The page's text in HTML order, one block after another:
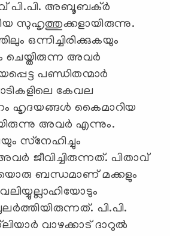
പി.പി. അബൂബക്ര്‍
സുഹൃത്തുക്കളായിരുന്നു.
ഒന്നിച്ചിരിക്കുകയും
ചെയ്തിരുന്ന അവര്‍
പണ്ഡിതന്മാര്‍
കേവല
ഹൃദയങ്ങള്‍ കൈമാറിയ
അവര്‍ എന്നും.
സ്‌നേഹിച്ചും
ജീവിച്ചിരുന്നത്. പിതാവ്
ബന്ധമാണ് മക്കളും
പി.പി.
വാഴക്കാട് ദാറുല്‍